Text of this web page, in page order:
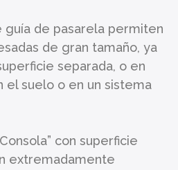
guía de pasarela permiten
de gran tamaño, ya
separada, o en
el suelo o en un sistema
con superficie
extremadamente